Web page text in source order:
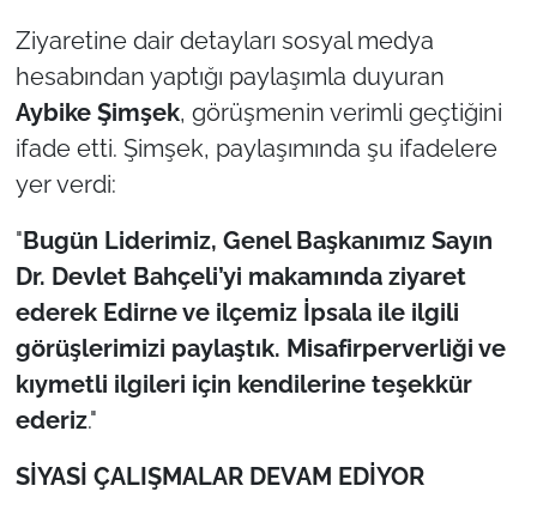
Ziyaretine dair detayları sosyal medya
hesabından yaptığı paylaşımla duyuran
Aybike Şimşek, görüşmenin verimli geçtiğini
ifade etti. Şimşek, paylaşımında şu ifadelere
yer verdi:
"Bugün Liderimiz, Genel Başkanımız Sayın
Dr. Devlet Bahçeli’yi makamında ziyaret
ederek Edirne ve ilçemiz İpsala ile ilgili
görüşlerimizi paylaştık. Misafirperverliği ve
kıymetli ilgileri için kendilerine teşekkür
ederiz."
SİYASİ ÇALIŞMALAR DEVAM EDİYOR
Magazin
İş Dünyası
Bilim Teknoloji
Canlı Maç
Genel-A